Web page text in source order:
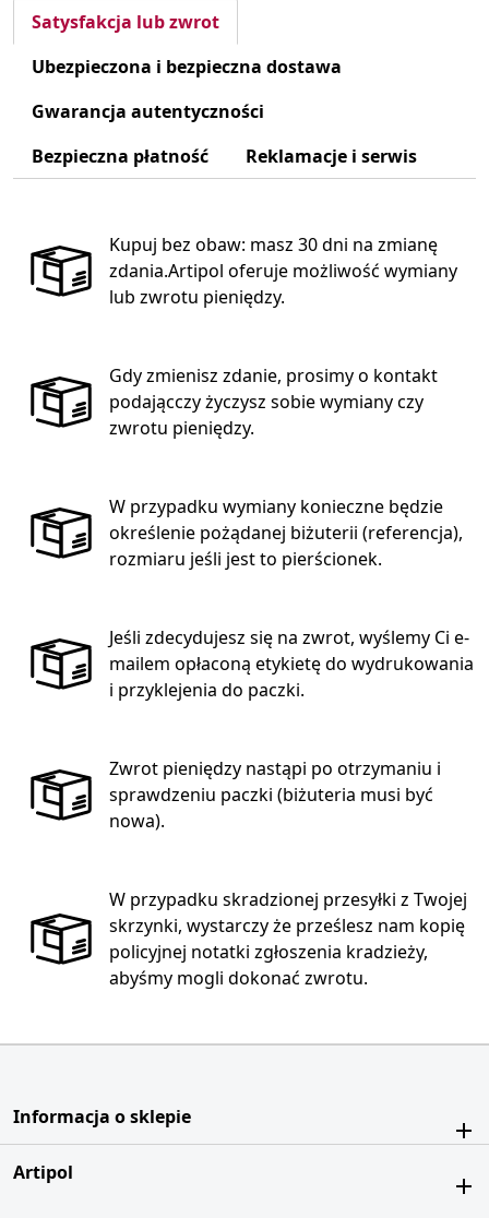
Satysfakcja lub zwrot
Ubezpieczona i bezpieczna dostawa
Gwarancja autentyczności
Bezpieczna płatność
Reklamacje i serwis
Kupuj bez obaw: masz 30 dni na zmianę
zdania.Artipol oferuje możliwość wymiany
lub zwrotu pieniędzy.
Gdy zmienisz zdanie, prosimy o kontakt
podającczy życzysz sobie wymiany czy
zwrotu pieniędzy.
W przypadku wymiany konieczne będzie
określenie pożądanej biżuterii (referencja),
rozmiaru jeśli jest to pierścionek.
Jeśli zdecydujesz się na zwrot, wyślemy Ci e-
mailem opłaconą etykietę do wydrukowania
i przyklejenia do paczki.
Zwrot pieniędzy nastąpi po otrzymaniu i
sprawdzeniu paczki (biżuteria musi być
nowa).
W przypadku skradzionej przesyłki z Twojej
skrzynki, wystarczy że prześlesz nam kopię
policyjnej notatki zgłoszenia kradzieży,
abyśmy mogli dokonać zwrotu.
Informacja o sklepie
Artipol